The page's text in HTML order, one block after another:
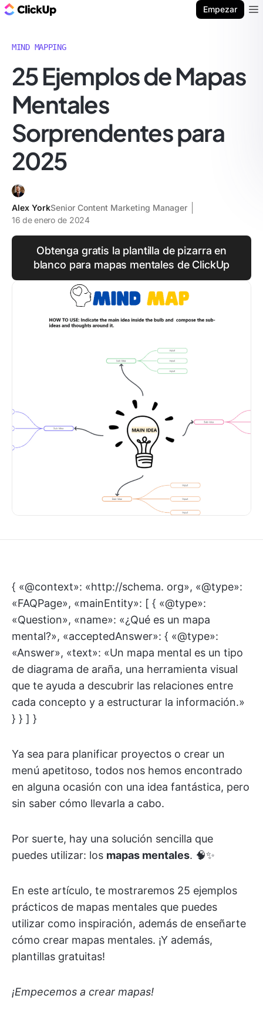
Empezar
MIND MAPPING
25 Ejemplos de Mapas
Mentales
Sorprendentes para
2025
Alex YorkSenior Content Marketing Manager
16 de enero de 2024
Obtenga gratis la plantilla de pizarra en
blanco para mapas mentales de ClickUp
{ «@context»: «http://schema. org», «@type»:
«FAQPage», «mainEntity»: [ { «@type»:
«Question», «name»: «¿Qué es un mapa
mental?», «acceptedAnswer»: { «@type»:
«Answer», «text»: «Un mapa mental es un tipo
de diagrama de araña, una herramienta visual
que te ayuda a descubrir las relaciones entre
cada concepto y a estructurar la información.»
} } ] }
Ya sea para planificar proyectos o crear un
menú apetitoso, todos nos hemos encontrado
en alguna ocasión con una idea fantástica, pero
sin saber cómo llevarla a cabo.
Por suerte, hay una solución sencilla que
puedes utilizar: los mapas mentales. 🧠✨
En este artículo, te mostraremos 25 ejemplos
prácticos de mapas mentales que puedes
utilizar como inspiración, además de enseñarte
cómo crear mapas mentales. ¡Y además,
plantillas gratuitas!
¡Empecemos a crear mapas!